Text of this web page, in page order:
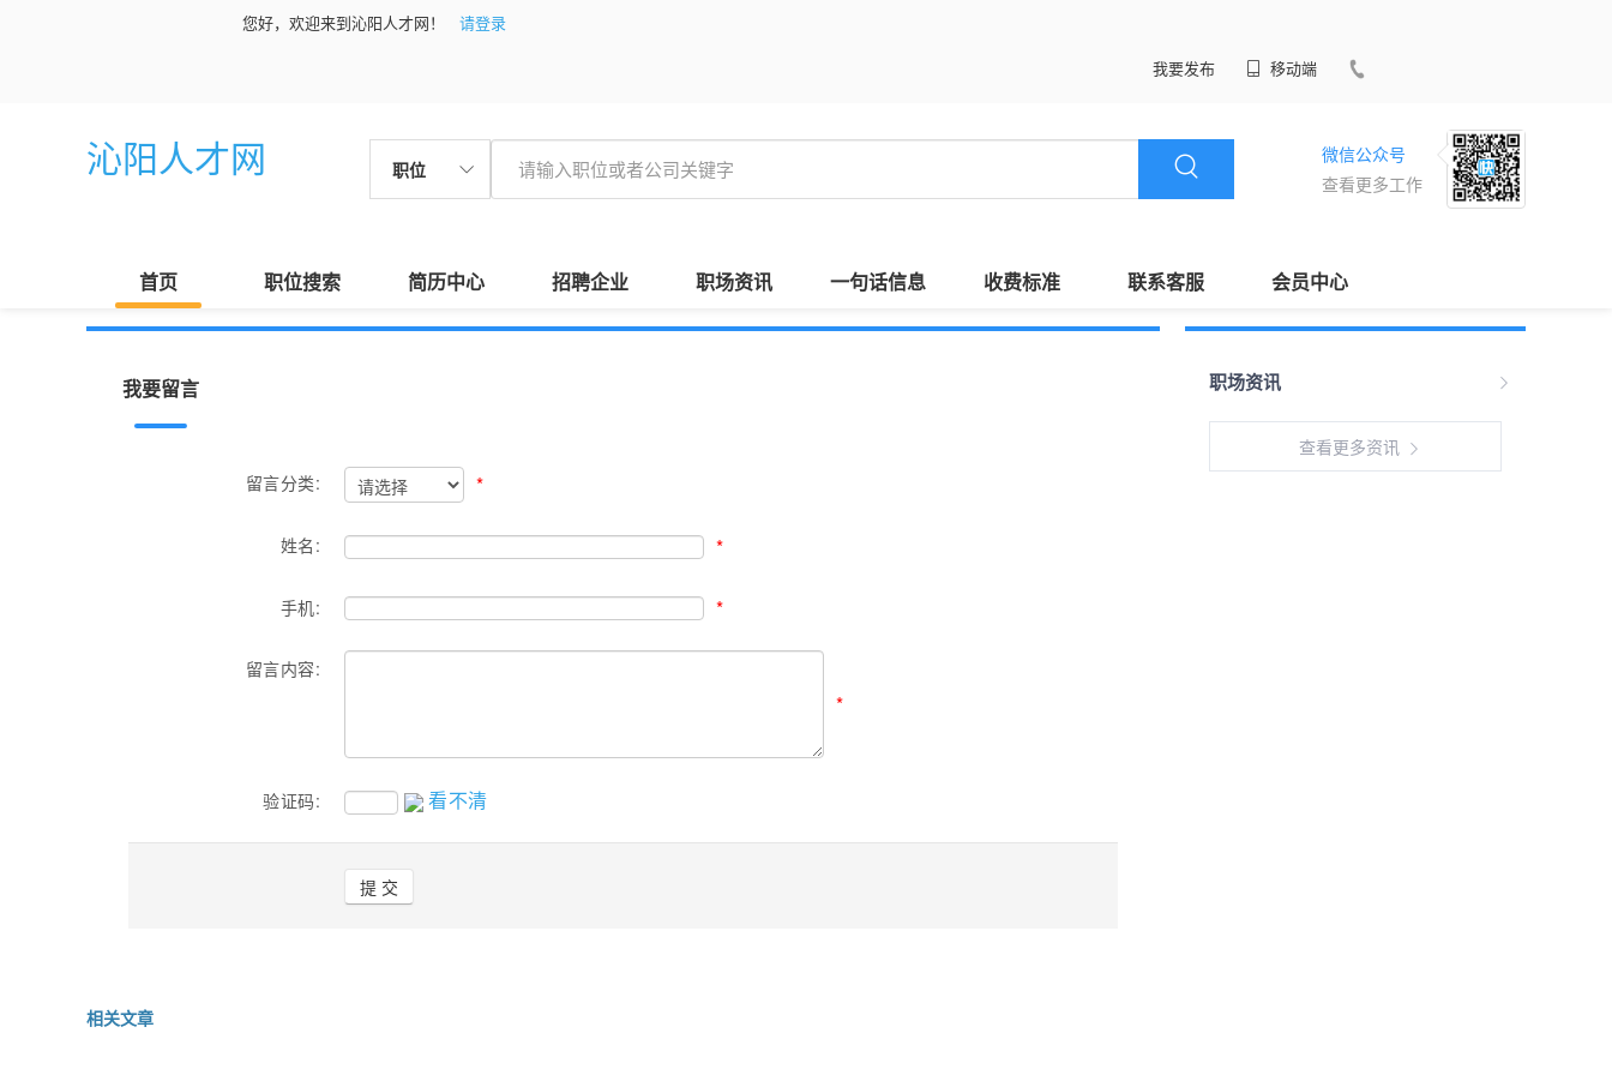
您好，欢迎来到沁阳人才网！
请登录
我要发布
移动端
沁阳人才网 职位
微信公众号
查看更多工作
首页 职位搜索 简历中心 招聘企业 职场资讯 一句话信息 收费标准 联系客服 会员中心
我要留言
留言分类: *
姓名: *
手机: *
留言内容:
*
验证码: 看不清
相关文章
职场资讯
查看更多资讯